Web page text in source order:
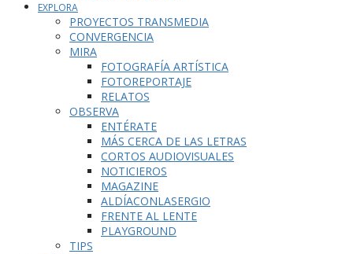
EXPLORA
PROYECTOS TRANSMEDIA
CONVERGENCIA
MIRA
FOTOGRAFÍA ARTÍSTICA
FOTOREPORTAJE
RELATOS
OBSERVA
ENTÉRATE
MÁS CERCA DE LAS LETRAS
CORTOS AUDIOVISUALES
NOTICIEROS
MAGAZINE
ALDÍACONLASERGIO
FRENTE AL LENTE
PLAYGROUND
TIPS